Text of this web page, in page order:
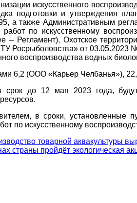
искусственного
и утверждения
а также Административным
по искусственному
Регламент), Охотское
ТУ Росрыболовства» от
воспроизводства водных
6,2 (ООО «Карьер Челбанья»),
до 12 мая 2023 года,
в сроки, установленные
по искусственному
товарной аквакультуры
страны пройдёт экологическая